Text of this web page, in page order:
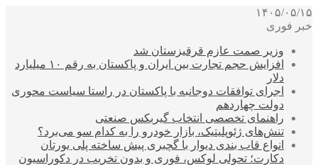
۱۴۰۵/۰۵/۱۵
خبر فوری
وزیر صمت عازم قرقیزستان شد
افزایش حجم تجارت بین ایران و پاکستان به رقم ۱۰ میلیارد
دلار
اجرای توافقات دوجانبه با پاکستان در راستا سیاست محوری
دولت چهاردهم
راهنمای تخصصی انتخاب گیربکس صنعتی
تنش‌های ژئوپلیتیک، بازار خودرو را به کدام سو می‌برد؟
انواع قاب بندی دیوار با گچبری پیش ساخته پلی یورتان
دکارت؛ تحولی لوکس، فوری و بدون تخریب در دکوراسیون